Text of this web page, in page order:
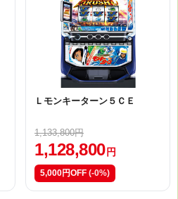
Ｌモンキーターン５ＣＥ
1,133,800円
1,128,800 円
5,000円OFF (-0%)